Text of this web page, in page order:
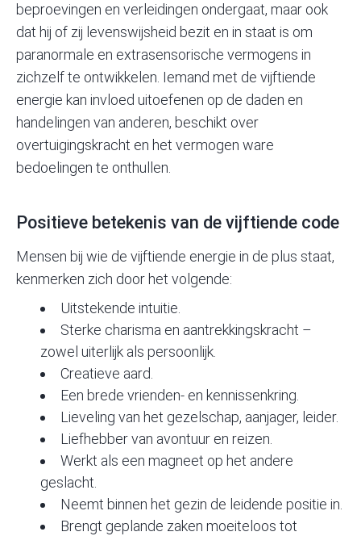
beproevingen en verleidingen ondergaat, maar ook
dat hij of zij levenswijsheid bezit en in staat is om
paranormale en extrasensorische vermogens in
zichzelf te ontwikkelen. Iemand met de vijftiende
energie kan invloed uitoefenen op de daden en
handelingen van anderen, beschikt over
overtuigingskracht en het vermogen ware
bedoelingen te onthullen.
Positieve betekenis van de vijftiende code
Mensen bij wie de vijftiende energie in de plus staat,
kenmerken zich door het volgende:
Uitstekende intuitie
Sterke charisma en aantrekkingskracht –
zowel uiterlijk als persoonlijk.
Creatieve aard.
Een brede vrienden- en kennissenkring.
Lieveling van het gezelschap, aanjager, leider.
Liefhebber van avontuur en reizen.
Werkt als een magneet op het andere
geslacht.
Neemt binnen het gezin de leidende positie in.
Brengt geplande zaken moeiteloos tot